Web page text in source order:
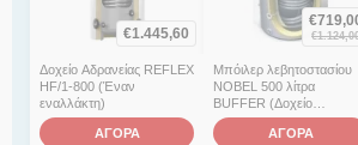
€1.445,60
Δοχείο Αδρανείας REFLEX
HF/1-800 (Έναν
εναλλάκτη)
ΑΓΟΡΑ
€
€
Μπόιλερ λεβητοστασίου
NOBEL 500 λίτρα
BUFFER (Δοχείο
αδρανείας χωρίς σμάλτο)
με 2 εναλλάκτες
ΑΓΟΡΑ